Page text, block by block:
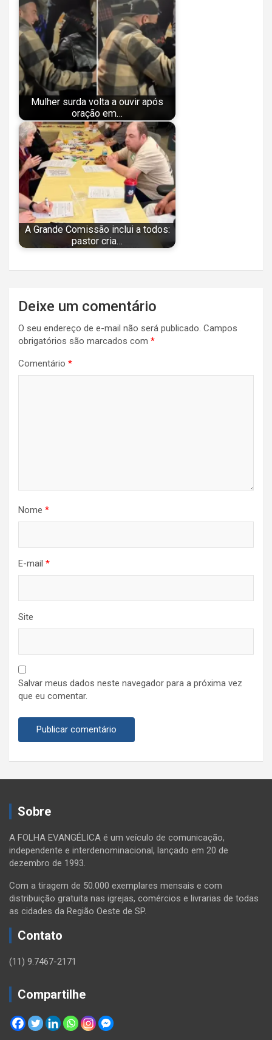
Mulher surda volta a ouvir após
oração em…
A Grande Comissão inclui a todos:
pastor cria…
Navegação
de
Post
Deixe um comentário
O seu endereço de e-mail não será publicado. Campos
obrigatórios são marcados com *
Comentário *
Nome *
E-mail *
Site
Salvar meus dados neste navegador para a próxima vez
que eu comentar.
Sobre
A FOLHA EVANGÉLICA é um veículo de comunicação,
independente e interdenominacional, lançado em 20 de
dezembro de 1993.
Com a tiragem de 50.000 exemplares mensais e com
distribuição gratuita nas igrejas, comércios e livrarias de todas
as cidades da Região Oeste de SP.
Contato
(11) 9.7467-2171
Compartilhe